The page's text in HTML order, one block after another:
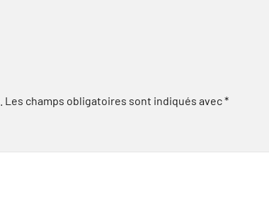
Les champs obligatoires sont indiqués avec*